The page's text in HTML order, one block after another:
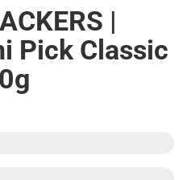
|
Pick Classic